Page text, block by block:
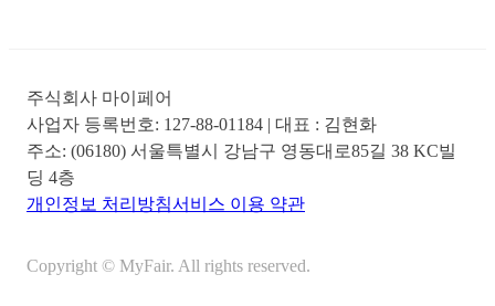
주식회사 마이페어
사업자 등록번호: 127-88-01184 | 대표 : 김현화
주소: (06180) 서울특별시 강남구 영동대로85길 38 KC빌
딩 4층
개인정보 처리방침서비스 이용 약관
Copyright © MyFair. All rights reserved.